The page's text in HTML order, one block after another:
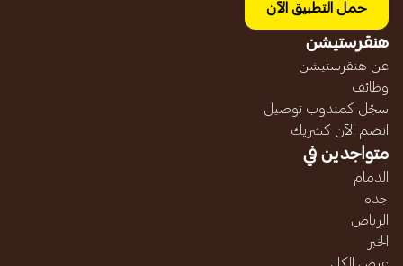
حمل التطبيق الآن
هنقرستيشن
عن هنقرستيشن
وظائف
سجّل كمندوب توصيل
انضم الآن كشريك
متواجدين في
الدمام
جده
الرياض
الخبر